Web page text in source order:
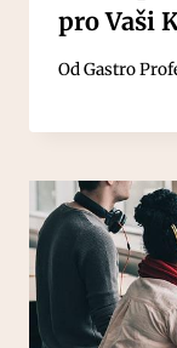
pro Vaši
OdGastro